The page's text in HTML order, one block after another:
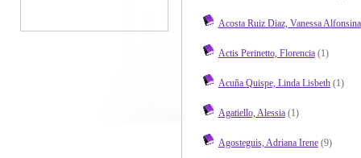
Acosta Ruiz Diaz, Vanessa Alfonsina
Actis Perinetto, Florencia(1)
Acuña Quispe, Linda Lisbeth(1)
Agatiello, Alessia(1)
Agosteguis, Adriana Irene(9)